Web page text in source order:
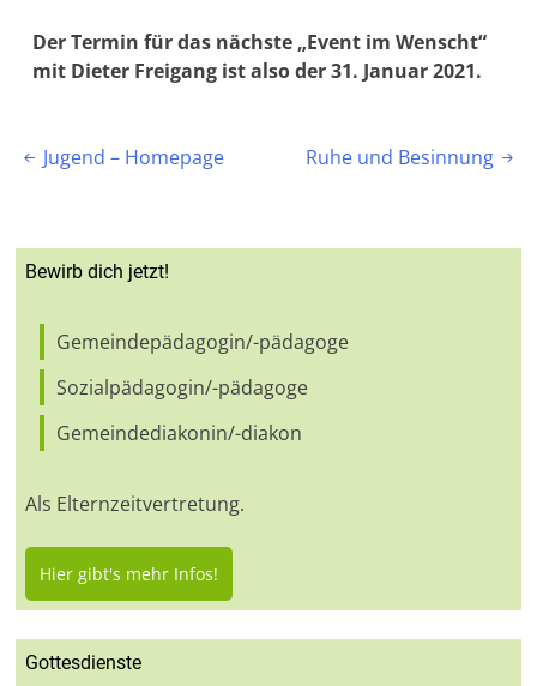
Der Termin für das nächste „Event im Wenscht“
mit Dieter Freigang ist also der 31. Januar 2021.
Beitragsnavigation
 Jugend – Homepage Ruhe und Besinnung 
Bewirb dich jetzt!
Gemeindepädagogin/-pädagoge
Sozialpädagogin/-pädagoge
Gemeindediakonin/-diakon
Als Elternzeitvertretung.
Hier gibt's mehr Infos!
Gottesdienste